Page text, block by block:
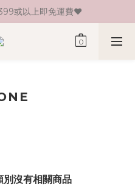
現金卷♥
或以上即免運費♥
現金卷♥
別沒有相關商品